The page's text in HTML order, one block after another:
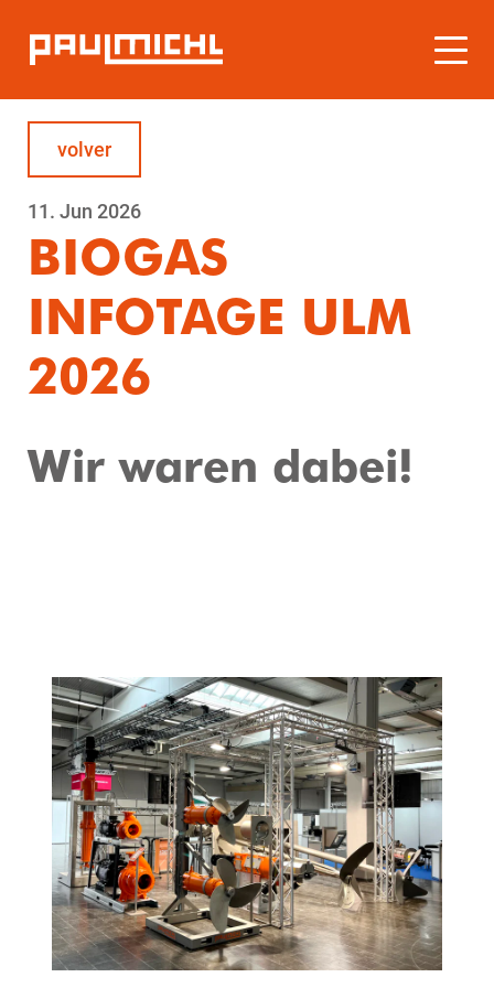
volver
11. Jun 2026
BIOGAS
INFOTAGE ULM
2026
Wir waren dabei!